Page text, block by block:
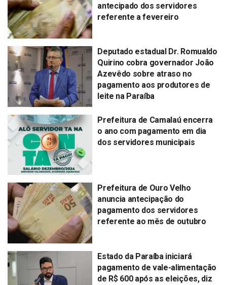
antecipado dos servidores
referente a fevereiro
Deputado estadual Dr. Romualdo
Quirino cobra governador João
Azevêdo sobre atraso no
pagamento aos produtores de
leite na Paraíba
Prefeitura de Camalaú encerra
o ano com pagamento em dia
dos servidores municipais
Prefeitura de Ouro Velho
anuncia antecipação do
pagamento dos servidores
referente ao mês de outubro
Estado da Paraíba iniciará
pagamento de vale-alimentação
de R$ 600 após as eleições, diz